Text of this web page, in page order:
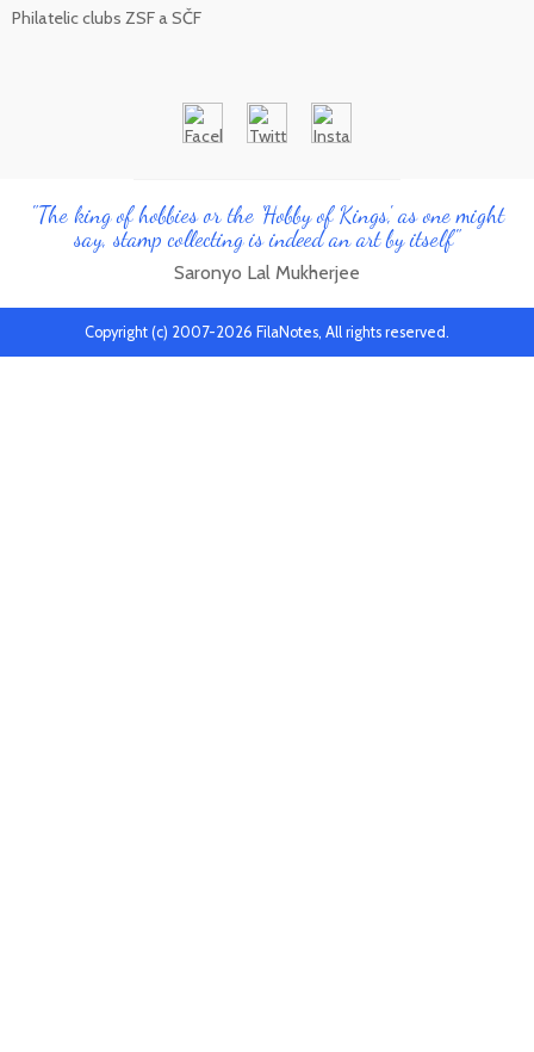
Philatelic clubs ZSF a SČF
"The king of hobbies or the 'Hobby of Kings', as one might
say, stamp collecting is indeed an art by itself"
Saronyo Lal Mukherjee
Copyright (c) 2007-2026 FilaNotes, All rights reserved.